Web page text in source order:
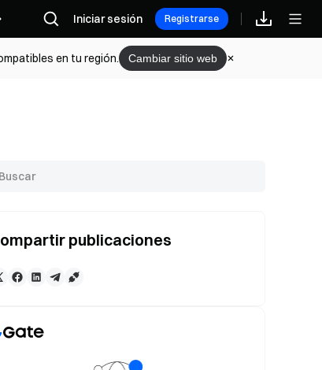
Recompensas
Iniciar sesión Registrarse
en tu región. Cambiar sitio web
publicaciones